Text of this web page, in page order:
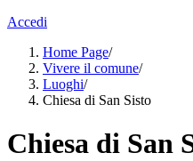
Accedi
Home Page/
Vivere il comune/
Luoghi/
Chiesa di San Sisto
Chiesa di San